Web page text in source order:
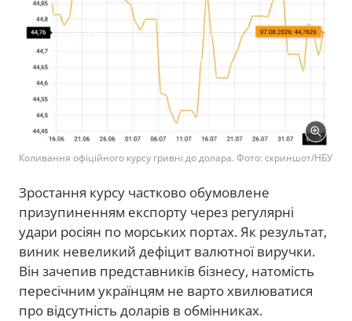
Коливання офіційного курсу гривні до долара. Фото: скриншот/НБУ
Зростання курсу частково обумовлене
призупиненням експорту через регулярні
удари росіян по морських портах. Як результат,
виник невеликий дефіцит валютної виручки.
Він зачепив представників бізнесу, натомість
пересічним українцям не варто хвилюватися
про відсутність доларів в обмінниках.